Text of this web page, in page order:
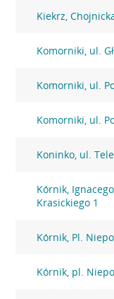
Kiekrz,
Komorniki, ul.
Komorniki, ul.
Komorniki, ul.
Koninko, ul.
Kórnik, Ignacego
Krasickiego 1
Kórnik, Pl.
Kórnik, pl.